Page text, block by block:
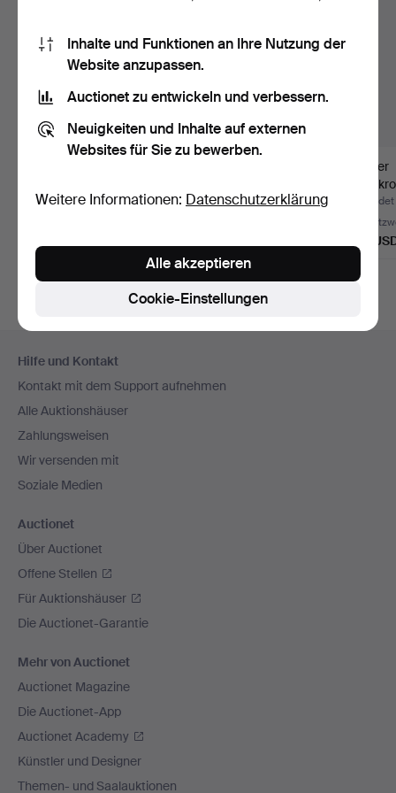
Beendet 9. Jul 2026
Schwed…
Beendet 17. Apr 2026
Blauer
127
Navigation
Hilfe und Kontakt
Kontakt mit dem Support aufnehmen
Alle Auktionshäuser
Zahlungsweisen
Wir versenden mit
Soziale Medien
Auctionet
Über Auctionet
Offene Stellen
Für Auktionshäuser
Die Auctionet-Garantie
Mehr von Auctionet
Auctionet Magazine
Die Auctionet-App
Auctionet Academy
Künstler und Designer
Themen- und Saalauktionen
Inhalte und Funktionen an Ihre Nutzung der
Website anzupassen.
Auctionet zu entwickeln und verbessern.
Neuigkeiten und Inhalte auf externen
Websites für Sie zu bewerben.
Weitere Informationen: Datenschutzerklärung
Cookie-Einstellungen
Alle akzeptieren